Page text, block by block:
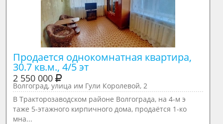
Продается однокомнатная квартира,
30.7 кв.м., 4/5 эт
2 550 000
Волгоград, улица им Гули Королевой, 2
В Тракторозаводском районе Волгограда, на 4-м э
таже 5-этажного кирпичного дома, продаётся 1-ко
мна...